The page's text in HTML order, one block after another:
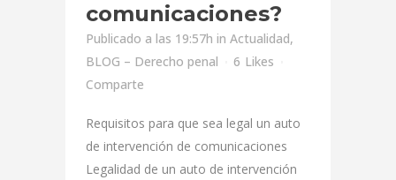
comunicaciones?
Publicado a las 19:57h in Actualidad,
BLOG – Derecho penal
6 Likes
Comparte
Requisitos para que sea legal un auto
de intervención de comunicaciones
Legalidad de un auto de intervención